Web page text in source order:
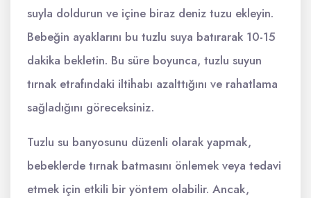
suyla doldurun ve içine biraz deniz tuzu ekleyin.
Bebeğin ayaklarını bu tuzlu suya batırarak 10-15
dakika bekletin. Bu süre boyunca, tuzlu suyun
tırnak etrafındaki iltihabı azalttığını ve rahatlama
sağladığını göreceksiniz.
Tuzlu su banyosunu düzenli olarak yapmak,
bebeklerde tırnak batmasını önlemek veya tedavi
etmek için etkili bir yöntem olabilir. Ancak,